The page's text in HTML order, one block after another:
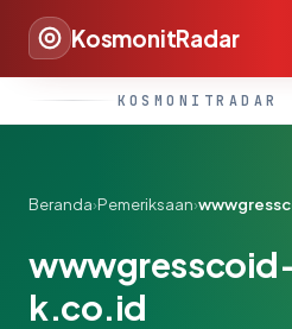
KosmonitRadar
Beranda›Pemeriksaan›
k.co.id